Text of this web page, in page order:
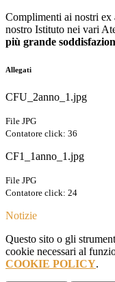
Complimenti ai nostri ex
nostro Istituto nei vari
più grande
Allegati
CFU_2anno_1.jpg
File JPG
Contatore click: 36
CF1_1anno_1.jpg
File JPG
Contatore click: 24
Notizie
Questo sito o gli
cookie necessari al
COOKIE POLICY.